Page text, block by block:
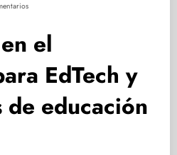
el
EdTech y
educación